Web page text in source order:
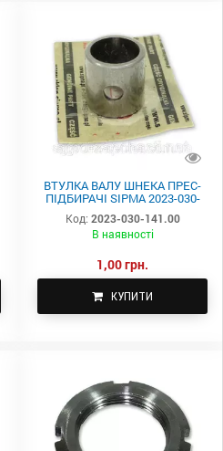
ВТУЛКА ВАЛУ ШНЕКА ПРЕС-
ПІДБИРАЧІ SIPMA 2023-030-
141.00
Код: 2023-030-141.00
В наявності
1,00 грн.
КУПИТИ